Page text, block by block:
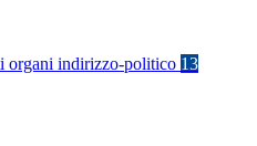
organi indirizzo-politico 13